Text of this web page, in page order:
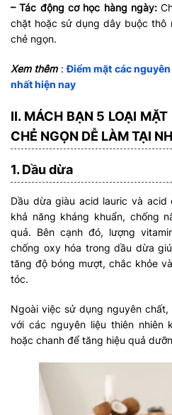
– Tác động cơ học hàng ngày:
chặt hoặc sử dụng dây buộc thô
chẻ ngọn.
Xem thêm :Điểm mặt các
nhất hiện nay
II. MÁCH BẠN 5 LOẠI
CHẺ NGỌN DỄ LÀM TẠI
1. Dầu dừa
Dầu dừa giàu acid lauric và
khả năng kháng khuẩn, chống
quả. Bên cạnh đó, lượng
chống oxy hóa trong dầu dừa
tăng độ bóng mượt, chắc khỏe
tóc.
Ngoài việc sử dụng nguyên
với các nguyên liệu thiên nhiên
hoặc chanh để tăng hiệu quả